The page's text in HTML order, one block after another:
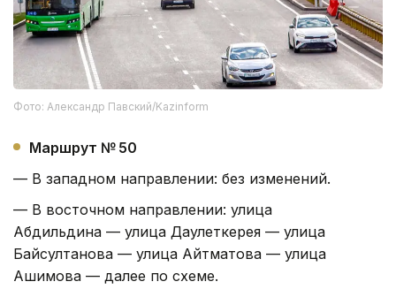
Фото: Александр Павский/Kazinform
Маршрут № 50
— В западном направлении: без изменений.
— В восточном направлении: улица
Абдильдина — улица Даулеткерея — улица
Байсултанова — улица Айтматова — улица
Ашимова — далее по схеме.